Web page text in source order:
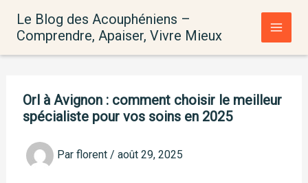
contenu
Le Blog des Acouphéniens –
Comprendre, Apaiser, Vivre Mieux
Orl à Avignon : comment choisir le meilleur
spécialiste pour vos soins en 2025
Par florent / août 29, 2025